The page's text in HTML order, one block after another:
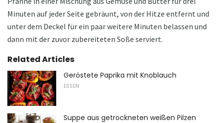
Minuten auf jeder Seite gebräunt, von der Hitze entfernt und
unter dem Deckel für ein paar weitere Minuten belassen und
dann mit der zuvor zubereiteten Soße serviert.
Related Articles
Geröstete Paprika mit Knoblauch
ESSEN
Suppe aus getrockneten weißen Pilzen